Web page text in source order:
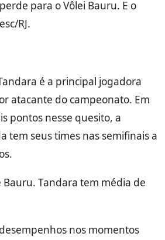
para o Vôlei Bauru. E o
RJ.
é a principal jogadora
atacante do campeonato. Em
pontos nesse quesito, a
tem seus times nas semifinais a
Tandara tem média de
nos momentos